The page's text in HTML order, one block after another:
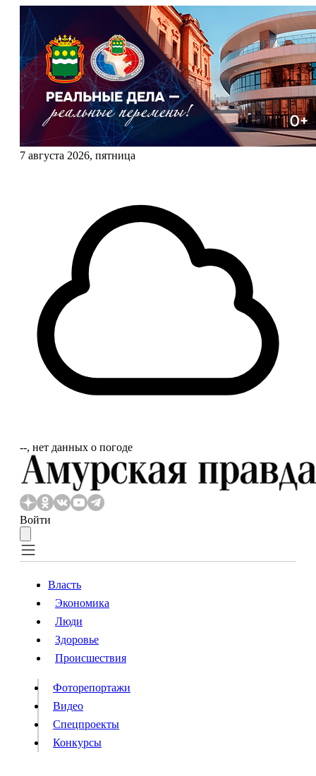
7 августа 2026, пятница
‐‐, нет данных о погоде
Войти
Власть
Происшествия
Видео
Конкурсы
Власть
Экономика
Люди
Здоровье
Происшествия
Фоторепортажи
Видео
Спецпроекты
Конкурсы